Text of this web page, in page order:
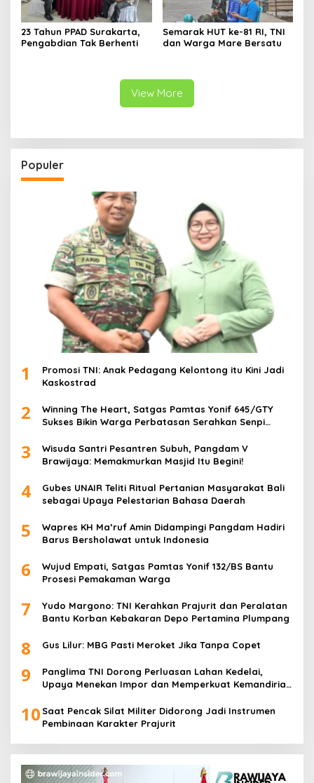
23 Tahun PPAD Surakarta,
Pengabdian Tak Berhenti
Semarak HUT ke-81 RI, TNI
dan Warga Mare Bersatu
View More
Populer
1
Promosi TNI: Anak Pedagang Kelontong itu Kini Jadi
Kaskostrad
2
Winning The Heart, Satgas Pamtas Yonif 645/GTY
Sukses Bikin Warga Perbatasan Serahkan Senpi
3
Wisuda Santri Pesantren Subuh, Pangdam V
Brawijaya: Memakmurkan Masjid Itu Begini!
4
Gubes UNAIR Teliti Ritual Pertanian Masyarakat Bali
sebagai Upaya Pelestarian Bahasa Daerah
5
Wapres KH Ma’ruf Amin Didampingi Pangdam Hadiri
Barus Bersholawat untuk Indonesia
6
Wujud Empati, Satgas Pamtas Yonif 132/BS Bantu
Prosesi Pemakaman Warga
7
Yudo Margono: TNI Kerahkan Prajurit dan Peralatan
Bantu Korban Kebakaran Depo Pertamina Plumpang
8 Gus Lilur: MBG Pasti Meroket Jika Tanpa Copet
9
Panglima TNI Dorong Perluasan Lahan Kedelai,
Upaya Menekan Impor dan Memperkuat Kemandirian
10 Saat Pencak Silat Militer Didorong Jadi Instrumen
Pembinaan Karakter Prajurit